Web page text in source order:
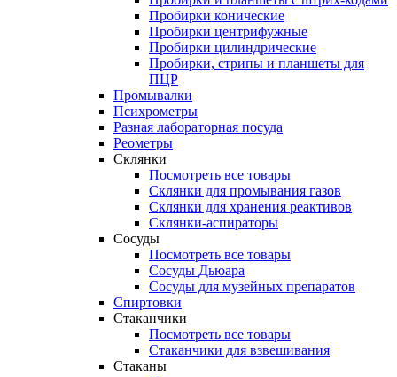
Пробирки конические
Пробирки центрифужные
Пробирки цилиндрические
Пробирки, стрипы и планшеты для
ПЦР
Промывалки
Психрометры
Разная лабораторная посуда
Реометры
Склянки
Посмотреть все товары
Склянки для промывания газов
Склянки для хранения реактивов
Склянки-аспираторы
Сосуды
Посмотреть все товары
Сосуды Дьюара
Сосуды для музейных препаратов
Спиртовки
Стаканчики
Посмотреть все товары
Стаканчики для взвешивания
Стаканы